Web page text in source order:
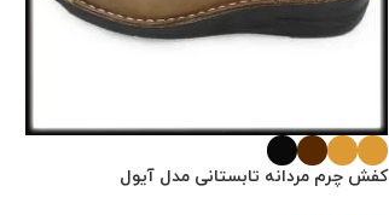
کفش چرم مردانه تابستانی مدل آیول